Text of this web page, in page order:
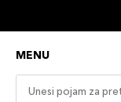
MENU